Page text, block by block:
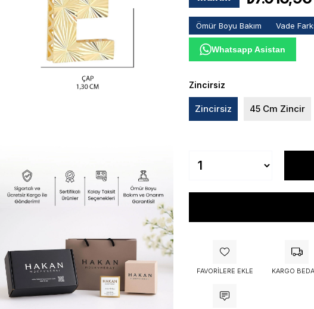
Ömür Boyu Bakım Vade
Whatsapp Asistan
Zincirsiz
Zincirsiz 45 Cm Zincir
FAVORILERE EKLE KARGO